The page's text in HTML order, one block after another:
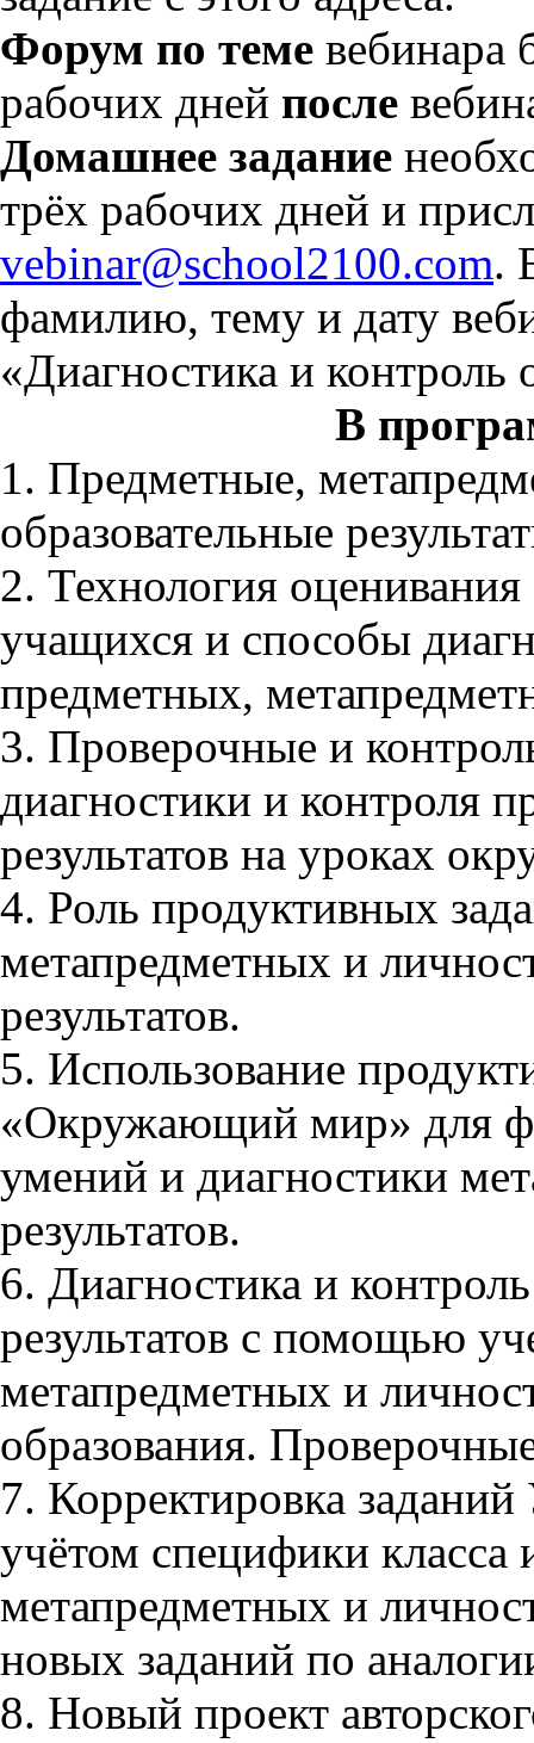
Форум по теме вебинара
рабочих дней после
Домашнее задание
трёх рабочих дней и
vebinar@school2100.com.
фамилию, тему и дату
«Диагностика и
В
1. Предметные,
образовательные
2. Технология
учащихся и способы
предметных,
3. Проверочные и
диагностики и контроля
результатов на уроках
4. Роль продуктивных
метапредметных и
результатов.
5. Использование
«Окружающий мир» для
умений и диагностики
результатов.
6. Диагностика и
результатов с помощью
метапредметных и
образования.
7. Корректировка
учётом специфики класса
метапредметных и
новых заданий по
8. Новый проект